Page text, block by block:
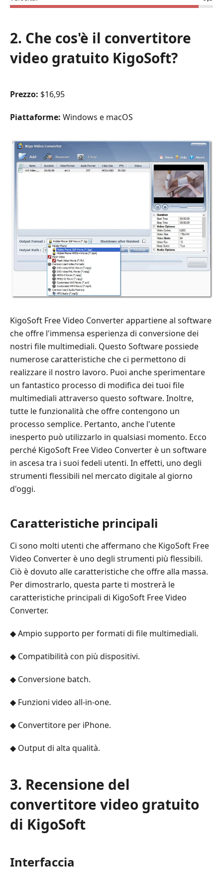
2. Che cos'è il convertitore
video gratuito KigoSoft?
Prezzo: $16,95
Piattaforme: Windows e macOS
KigoSoft Free Video Converter appartiene al software
che offre l'immensa esperienza di conversione dei
nostri file multimediali. Questo Software possiede
numerose caratteristiche che ci permettono di
realizzare il nostro lavoro. Puoi anche sperimentare
un fantastico processo di modifica dei tuoi file
multimediali attraverso questo software. Inoltre,
tutte le funzionalità che offre contengono un
processo semplice. Pertanto, anche l'utente
inesperto può utilizzarlo in qualsiasi momento. Ecco
perché KigoSoft Free Video Converter è un software
in ascesa tra i suoi fedeli utenti. In effetti, uno degli
strumenti flessibili nel mercato digitale al giorno
d'oggi.
Caratteristiche principali
Ci sono molti utenti che affermano che KigoSoft Free
Video Converter è uno degli strumenti più flessibili.
Ciò è dovuto alle caratteristiche che offre alla massa.
Per dimostrarlo, questa parte ti mostrerà le
caratteristiche principali di KigoSoft Free Video
Converter.
◆ Ampio supporto per formati di file multimediali.
◆ Compatibilità con più dispositivi.
◆ Conversione batch.
◆ Funzioni video all-in-one.
◆ Convertitore per iPhone.
◆ Output di alta qualità.
3. Recensione del
convertitore video gratuito
di KigoSoft
Interfaccia